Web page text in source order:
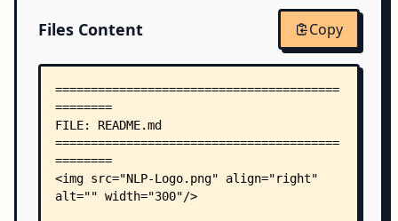
    ├── setup.py
    ├── .amlignore
    ├── .bumpversion.cfg
    ├── .flake8
    ├── .pre-commit-config.yaml
    ├── docker/
    │   └── Dockerfile
    ├── docs/
    │   ├── README.md
Files Content Copy